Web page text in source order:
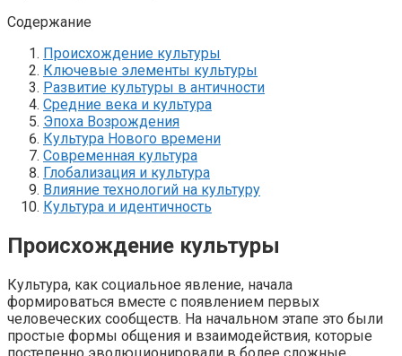
Содержание
Происхождение культуры
Ключевые элементы культуры
Развитие культуры в античности
Средние века и культура
Эпоха Возрождения
Культура Нового времени
Современная культура
Глобализация и культура
Влияние технологий на культуру
Культура и идентичность
Происхождение культуры
Культура, как социальное явление, начала
формироваться вместе с появлением первых
человеческих сообществ. На начальном этапе это были
простые формы общения и взаимодействия, которые
постепенно эволюционировали в более сложные